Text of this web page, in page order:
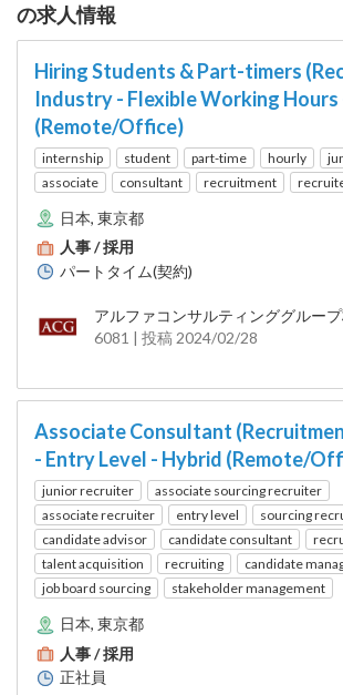
の求人情報
Hiring Students & Part-timers
Industry - Flexible Working Hours
(Remote/Office)
internship student part-time hourly
associate
consultant recruitment
日本, 東京都
人事 / 採用
パートタイム(契約)
アルファコンサルティンググルー
6081 | 投稿 2024/02/28
Associate Consultant
- Entry Level - Hybrid (Remote/
junior recruiter
associate sourcing recruiter
associate recruiter
entry level
sourcing
candidate advisor
candidate consultant
talent acquisition
recruiting
candidate
job board sourcing
stakeholder management
日本, 東京都
人事 / 採用
正社員